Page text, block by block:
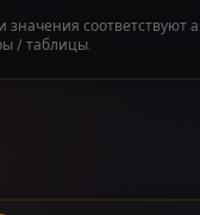
значения соответствуют
/ таблицы.